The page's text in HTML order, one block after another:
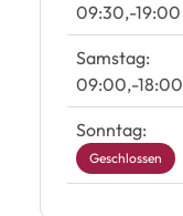
09:30 -19:00
Samstag:
09:00 -18:00
Sonntag:
Geschlossen